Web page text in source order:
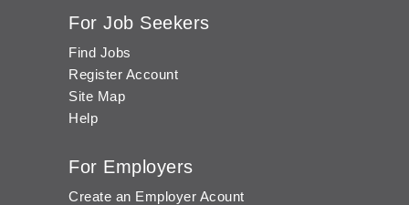
For Job Seekers
Find Jobs
Register Account
Site Map
Help
For Employers
Create an Employer Acount